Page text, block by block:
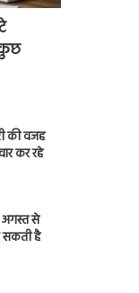
की वजह
कर रहे
अगस्त से
है